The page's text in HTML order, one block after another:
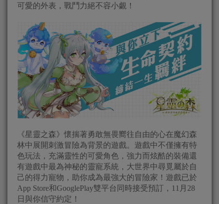
可愛的外表，戰鬥力絕不容小覷！
《星靈之森》懷揣著勇敢無畏嚮往自由的心在魔幻森
林中展開刺激冒險為背景的遊戲。遊戲中不僅擁有特
色玩法，充滿靈性的可愛角色，強力而炫酷的裝備還
有遊戲中最為神秘的靈寵系統，大世界中尋覓屬於自
己的得力寵物，助你成為最強大的冒險家！遊戲已於
App Store和GooglePlay雙平台同時接受預訂，11月28
日與你信守約定！